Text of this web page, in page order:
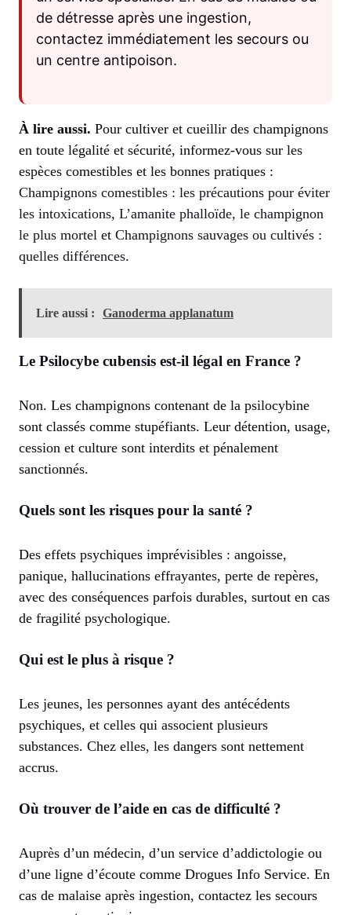
de détresse après une ingestion,
contactez immédiatement les secours ou
un centre antipoison.
À lire aussi. Pour cultiver et cueillir des champignons
en toute légalité et sécurité, informez-vous sur les
espèces comestibles et les bonnes pratiques :
Champignons comestibles : les précautions pour éviter
les intoxications, L’amanite phalloïde, le champignon
le plus mortel et Champignons sauvages ou cultivés :
quelles différences.
Lire aussi : Ganoderma applanatum
Le Psilocybe cubensis est-il légal en France ?
Non. Les champignons contenant de la psilocybine
sont classés comme stupéfiants. Leur détention, usage,
cession et culture sont interdits et pénalement
sanctionnés.
Quels sont les risques pour la santé ?
Des effets psychiques imprévisibles : angoisse,
panique, hallucinations effrayantes, perte de repères,
avec des conséquences parfois durables, surtout en cas
de fragilité psychologique.
Qui est le plus à risque ?
Les jeunes, les personnes ayant des antécédents
psychiques, et celles qui associent plusieurs
substances. Chez elles, les dangers sont nettement
accrus.
Où trouver de l’aide en cas de difficulté ?
Auprès d’un médecin, d’un service d’addictologie ou
d’une ligne d’écoute comme Drogues Info Service. En
cas de malaise après ingestion, contactez les secours